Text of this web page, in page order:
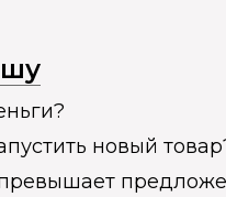
новый
превышает